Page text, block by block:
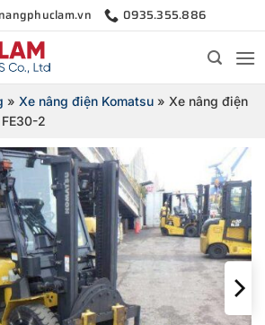
0935.355.886
» Xe nâng điện Komatsu » Xe nâng điện
2